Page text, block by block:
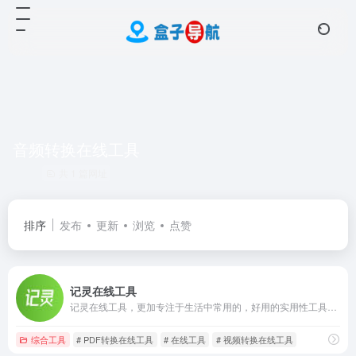
排序 发布 更新 浏览 点赞
记灵在线工具
综合工具 # PDF转换在线工具 # 在线工具 # 视频转换在线工具